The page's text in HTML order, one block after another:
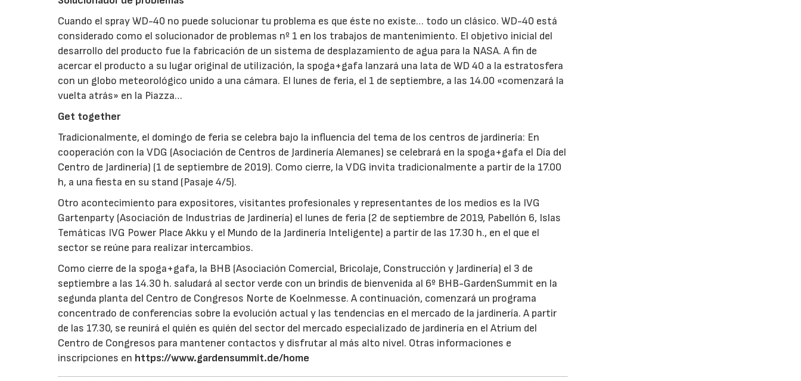
Cuando el spray WD-40 no puede solucionar tu problema es que éste no existe… todo un clásico. WD-40 está
considerado como el solucionador de problemas nº 1 en los trabajos de mantenimiento. El objetivo inicial del
desarrollo del producto fue la fabricación de un sistema de desplazamiento de agua para la NASA. A fin de
acercar el producto a su lugar original de utilización, la spoga+gafa lanzará una lata de WD 40 a la estratosfera
con un globo meteorológico unido a una cámara. El lunes de feria, el 1 de septiembre, a las 14.00 «comenzará la
vuelta atrás» en la Piazza…
Get together
Tradicionalmente, el domingo de feria se celebra bajo la influencia del tema de los centros de jardinería: En
cooperación con la VDG (Asociación de Centros de Jardinería Alemanes) se celebrará en la spoga+gafa el Día del
Centro de Jardinería) (1 de septiembre de 2019). Como cierre, la VDG invita tradicionalmente a partir de la 17.00
h, a una fiesta en su stand (Pasaje 4/5).
Otro acontecimiento para expositores, visitantes profesionales y representantes de los medios es la IVG
Gartenparty (Asociación de Industrias de Jardinería) el lunes de feria (2 de septiembre de 2019, Pabellón 6, Islas
Temáticas IVG Power Place Akku y el Mundo de la Jardinería Inteligente) a partir de las 17.30 h., en el que el
sector se reúne para realizar intercambios.
Como cierre de la spoga+gafa, la BHB (Asociación Comercial, Bricolaje, Construcción y Jardinería) el 3 de
septiembre a las 14.30 h. saludará al sector verde con un brindis de bienvenida al 6º BHB-GardenSummit en la
segunda planta del Centro de Congresos Norte de Koelnmesse. A continuación, comenzará un programa
concentrado de conferencias sobre la evolución actual y las tendencias en el mercado de la jardinería. A partir
de las 17.30, se reunirá el quién es quién del sector del mercado especializado de jardinería en el Atrium del
Centro de Congresos para mantener contactos y disfrutar al más alto nivel. Otras informaciones e
inscripciones en https://www.gardensummit.de/home